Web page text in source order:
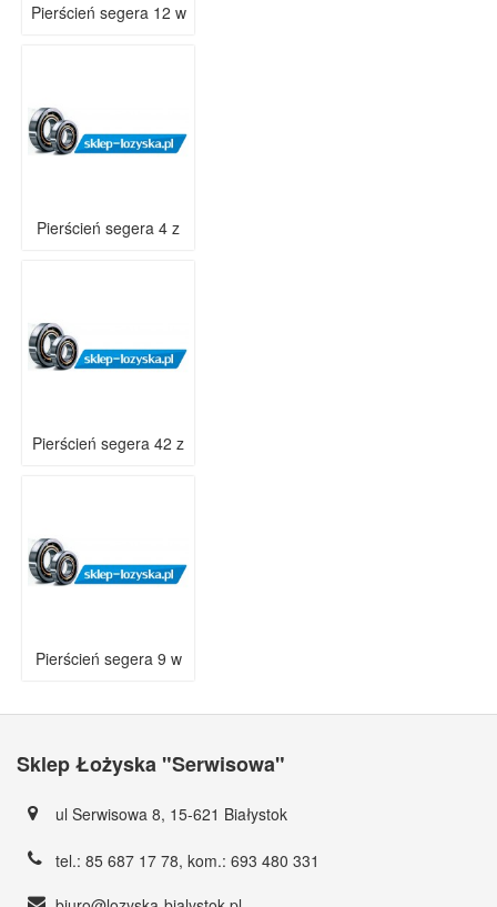
Pierścień segera 12 w
Pierścień segera 4 z
Pierścień segera 42 z
Pierścień segera 9 w
Sklep Łożyska "Serwisowa"
ul Serwisowa 8, 15-621 Białystok
tel.: 85 687 17 78, kom.: 693 480 331